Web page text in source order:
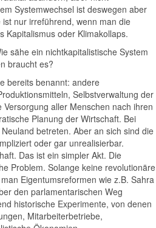
Systemwechsel ist deswegen aber
nur irreführend, wenn man die
Kapitalismus oder Klimakollaps.
sähe ein nichtkapitalistische System
braucht es?
bereits benannt: andere
Selbstverwaltung der
aller Menschen nach ihren
Planung der Wirtschaft. Bei
betreten. Aber an sich sind die
oder gar unrealisierbar.
Das ist ein simpler Akt. Die
Problem. Solange keine revolutionäre
Eigentumsreformen wie z.B. Sahra
den parlamentarischen Weg
historische Experimente, von denen
Mitarbeiterbetriebe,